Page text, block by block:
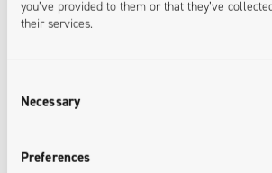
you’ve provided to them or that they’ve
their services.
Selection
Necessary
PreferencesTransaktionen